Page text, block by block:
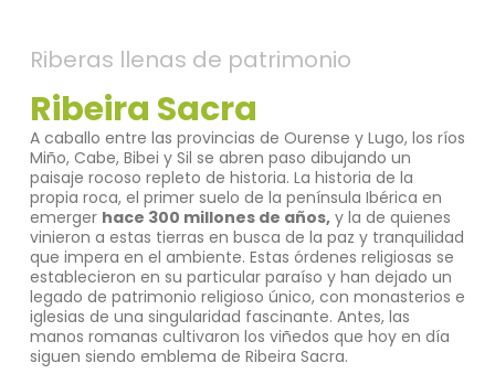
Riberas llenas de patrimonio
Ribeira Sacra
A caballo entre las provincias de Ourense y Lugo, los ríos
Miño, Cabe, Bibei y Sil se abren paso dibujando un
paisaje rocoso repleto de historia. La historia de la
propia roca, el primer suelo de la península Ibérica en
emerger hace 300 millones de años,y la de quienes
vinieron a estas tierras en busca de la paz y tranquilidad
que impera en el ambiente. Estas órdenes religiosas se
establecieron en su particular paraíso y han dejado un
legado de patrimonio religioso único, con monasterios e
iglesias de una singularidad fascinante. Antes, las
manos romanas cultivaron los viñedos que hoy en día
siguen siendo emblema de Ribeira Sacra.